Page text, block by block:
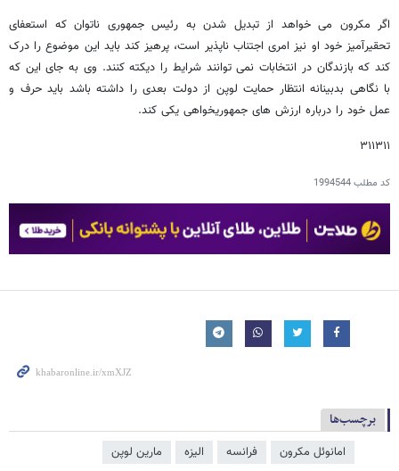
اگر مکرون می خواهد از تبدیل شدن به رئیس جمهوری ناتوان که استعفای
تحقیرآمیز خود او نیز امری اجتناب ناپذیر است، پرهیز کند باید این موضوع را درک
کند که بازندگان در انتخابات نمی توانند شرایط را دیکته کنند. وی به جای این که
با نگاهی بدبینانه انتظار حمایت لوپن از دولت بعدی را داشته باشد باید حرف و
عمل خود را درباره ارزش های جمهوریخواهی یکی کند.
۳۱۱۳۱۱
کد مطلب1994544
برچسب‌ها
امانوئل مکرون فرانسه الیزه مارین لوپن